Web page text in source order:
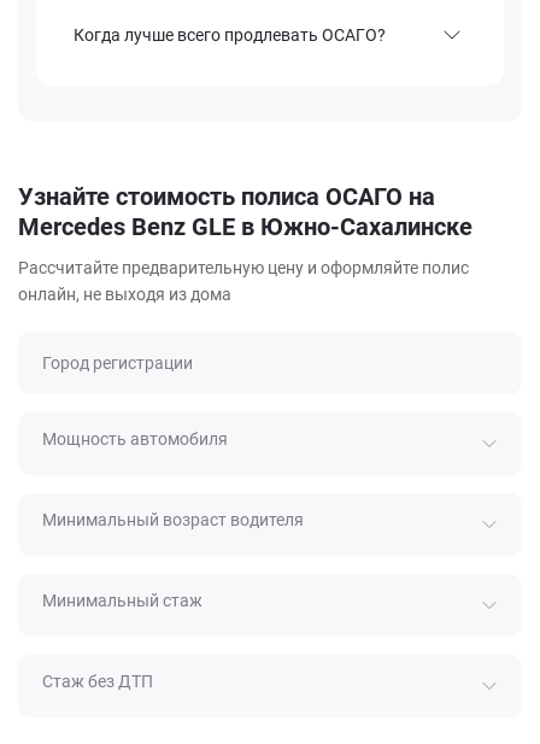
Когда лучше всего продлевать ОСАГО?
Узнайте стоимость полиса ОСАГО на
Mercedes Benz GLE в Южно-Сахалинске
Рассчитайте предварительную цену и оформляйте полис
онлайн, не выходя из дома
Город регистрации
Мощность автомобиля
Минимальный возраст водителя
Минимальный стаж
Стаж без ДТП